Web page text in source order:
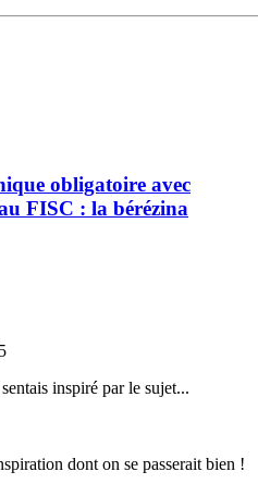
obligatoire avec
FISC : la bérézina
inspiré par le sujet...
dont on se passerait bien !